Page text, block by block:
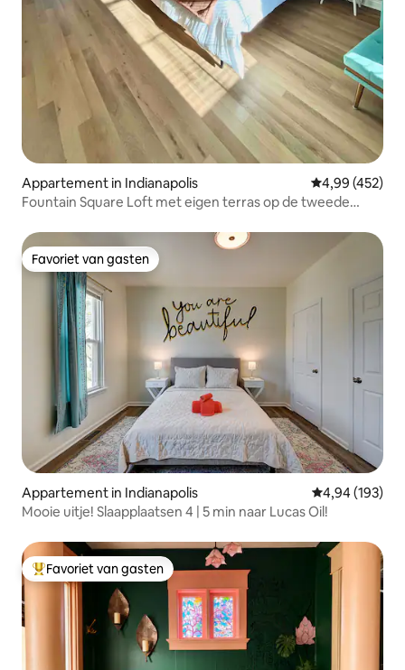
Appartement in Indianapolis Gemiddelde
4,99 (452)
Fountain Square Loft met eigen terras op de tweede
Favoriet van gasten
Favoriet van gasten
Appartement in Indianapolis Gemiddelde
4,94 (193)
Mooie uitje! Slaapplaatsen 4 | 5 min naar Lucas Oil!
Topfavoriet van gasten
Favoriet van gasten